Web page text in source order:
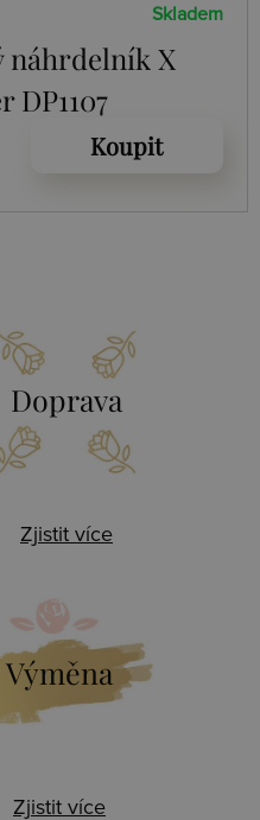
Skladem
náhrdelník X
DP1107
Koupit
Doprava
Zjistit více
Výměna
Zjistit více